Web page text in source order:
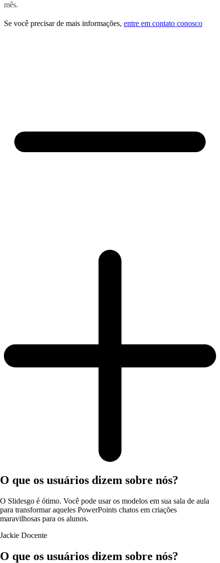
mês.
Se você precisar de mais informações, entre em contato conosco
O que os usuários dizem sobre nós?
O Slidesgo é ótimo. Você pode usar os modelos em sua sala de aula
para transformar aqueles PowerPoints chatos em criações
maravilhosas para os alunos.
Jackie Docente
O que os usuários dizem sobre nós?